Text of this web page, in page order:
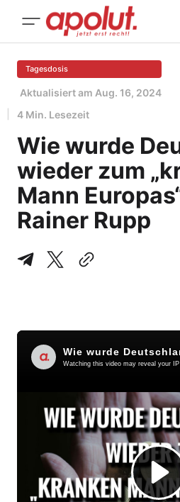
Tagesdosis
Aktualisiert am Aug. 16, 2024
4 Min. Lesezeit
Wie wurde
wieder zum
Mann
Rainer Rupp